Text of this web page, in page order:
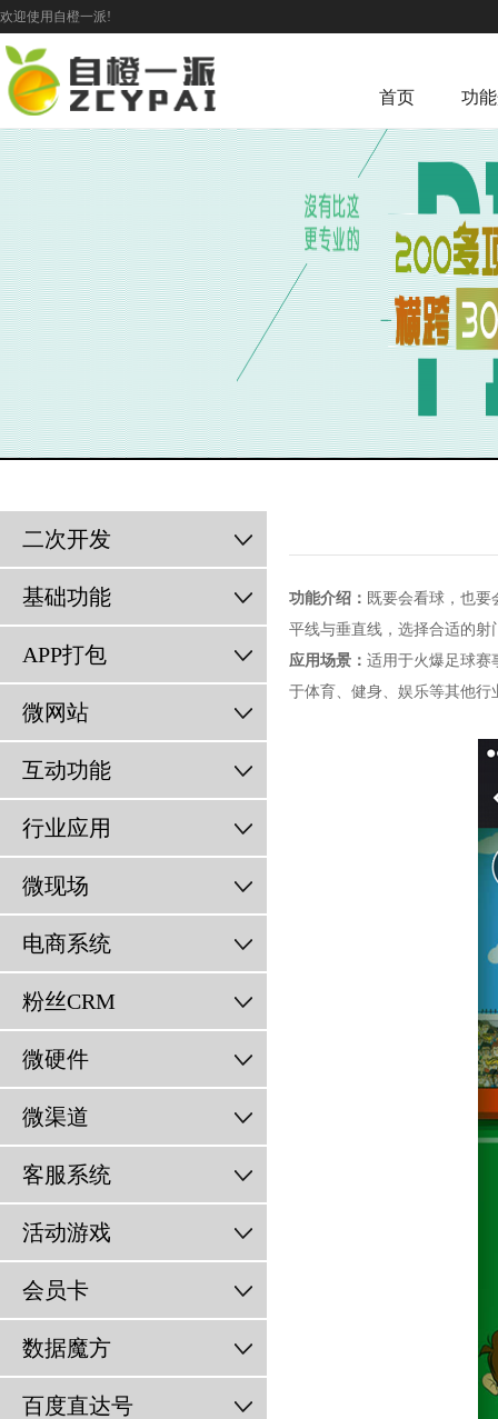
欢迎使用自橙一派!
首页 功
二次开发
基础功能
APP打包
微网站
互动功能
行业应用
微现场
电商系统
粉丝CRM
微硬件
微渠道
客服系统
活动游戏
会员卡
数据魔方
百度直达号
功能介绍： 既要会看球，也
平线与垂直线，选择合适的
应用场景： 适用于火爆足球赛
于体育、健身、娱乐等其他